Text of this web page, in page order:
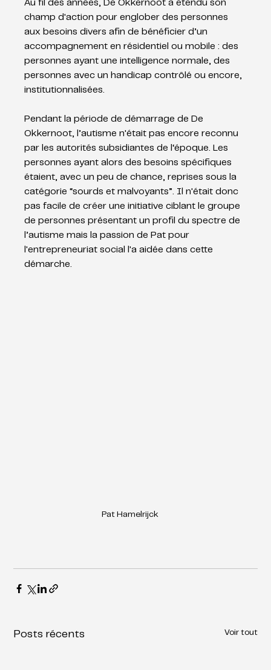
Au fil des années, De Okkernoot a étendu son
champ d'action pour englober des personnes
aux besoins divers afin de bénéficier d’un
accompagnement en résidentiel ou mobile : des
personnes ayant une intelligence normale, des
personnes avec un handicap contrôlé ou encore,
institutionnalisées.
Pendant la période de démarrage de De
Okkernoot, l’autisme n'était pas encore reconnu
par les autorités subsidiantes de l‘époque. Les
personnes ayant alors des besoins spécifiques
étaient, avec un peu de chance, reprises sous la
catégorie “sourds et malvoyants”. Il n'était donc
pas facile de créer une initiative ciblant le groupe
de personnes présentant un profil du spectre de
l’autisme mais la passion de Pat pour
l'entrepreneuriat social l'a aidée dans cette
démarche.
Pat Hamelrijck
Posts récents Voir tout